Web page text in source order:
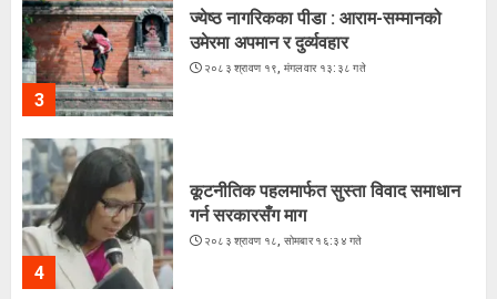
3
ज्येष्ठ नागरिकका पीडा : आराम-सम्मानको
उमेरमा अपमान र दुर्व्यवहार
२०८३ श्रावण १९, मंगलवार १३:३८ गते
4
कूटनीतिक पहलमार्फत सुस्ता विवाद समाधान
गर्न सरकारसँग माग
२०८३ श्रावण १८, सोमबार १६:३४ गते